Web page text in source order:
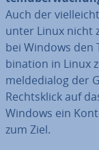
Auch der
unter Linux nicht
bei Windows
bi­na­ti­on in Linux
mel­de­dia­log der
Rechts­klick auf
Windows ein
zum Ziel.